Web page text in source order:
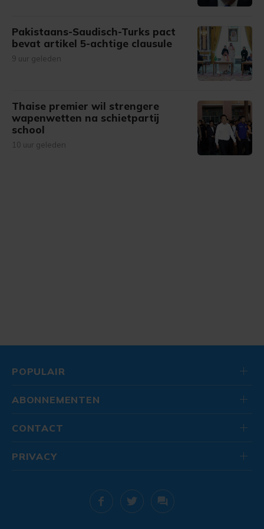
Pakistaans-Saudisch-Turks pact
bevat artikel 5-achtige clausule
9 uur geleden
Thaise premier wil strengere
wapenwetten na schietpartij
school
10 uur geleden
POPULAIR
ABONNEMENTEN
CONTACT
PRIVACY